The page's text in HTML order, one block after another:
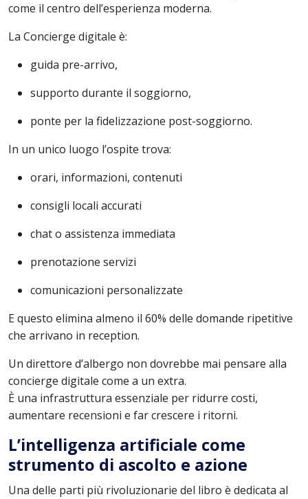
come il centro dell’esperienza moderna.
La Concierge digitale è:
guida pre-arrivo,
supporto durante il soggiorno,
ponte per la fidelizzazione post-soggiorno.
In un unico luogo l’ospite trova:
orari, informazioni, contenuti
consigli locali accurati
chat o assistenza immediata
prenotazione servizi
comunicazioni personalizzate
E questo elimina almeno il 60% delle domande ripetitive
che arrivano in reception.
Un direttore d’albergo non dovrebbe mai pensare alla
concierge digitale come a un extra.
È una infrastruttura essenziale per ridurre costi,
aumentare recensioni e far crescere i ritorni.
L’intelligenza artificiale come
strumento di ascolto e azione
Una delle parti più rivoluzionarie del libro è dedicata al